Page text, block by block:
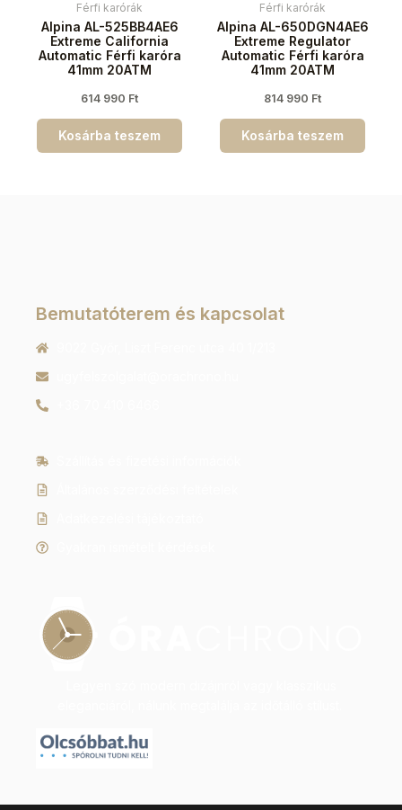
Férfi karórák
Alpina AL-525BB4AE6
Extreme California
Automatic Férfi karóra
41mm 20ATM
614 990 Ft
Kosárba teszem
Férfi karórák
Alpina AL-650DGN4AE6
Extreme Regulator
Automatic Férfi karóra
41mm 20ATM
814 990 Ft
Kosárba teszem
Bemutatóterem és kapcsolat